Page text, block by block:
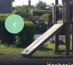
‹